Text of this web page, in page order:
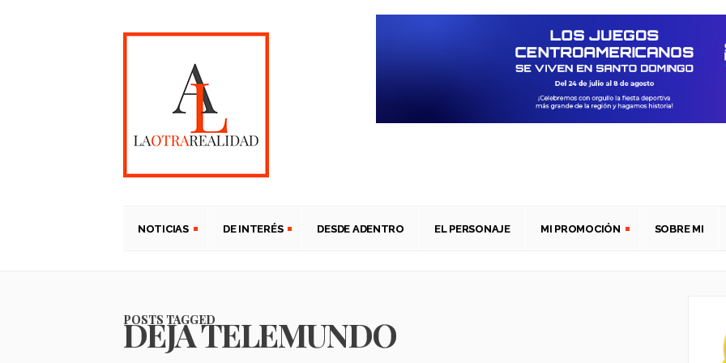
NOTICIAS DE INTERÉS DESDE ADENTRO EL PERSONAJE MI PROMOCIÓN SOBRE MI
POSTS TAGGED
DEJA TELEMUNDO